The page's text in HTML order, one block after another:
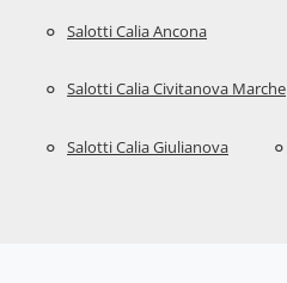
Salotti Calia Ancona
Salotti Calia Civitanova Marche
Salotti Calia Giulianova